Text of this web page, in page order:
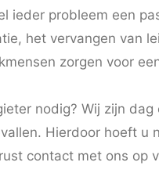
ieder probleem een
het vervangen van
zorgen voor
nodig? Wij zijn
Hierdoor hoeft u
contact met ons op